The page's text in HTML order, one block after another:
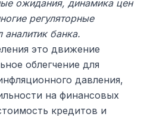
ожидания, динамика цен
регуляторные
банка.
это движение
облегчение для
давления,
на финансовых
кредитов и